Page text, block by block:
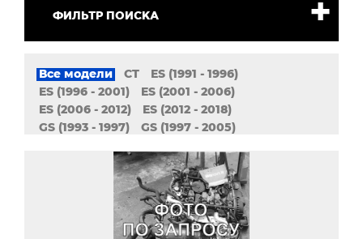
ФИЛЬТР ПОИСКА
Все модели CT
ES (1991 - 1996)
ES (1996 - 2001)
ES (2001 - 2006)
ES (2006 - 2012)
ES (2012 - 2018)
GS (1993 - 1997)
GS (1997 - 2005)
IS (1999 - 2005)
IS (2005 - 2014)
IS (2013 - наст. время)
IS Кабриолет (2009 - наст. время)
LS 430 LS 460 LX NX
RX (1997 - 2003)
RX (2003 - 2009)